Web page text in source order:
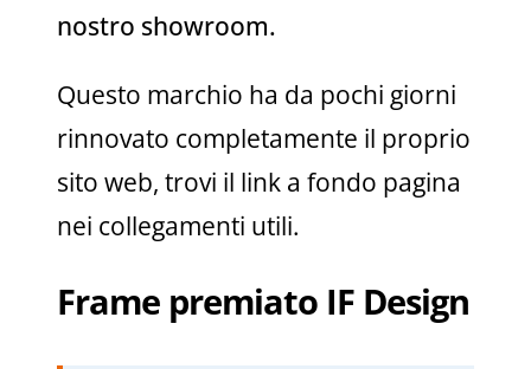
nostro showroom.
Questo marchio ha da pochi giorni
rinnovato completamente il proprio
sito web, trovi il link a fondo pagina
nei collegamenti utili.
Frame premiato IF Design